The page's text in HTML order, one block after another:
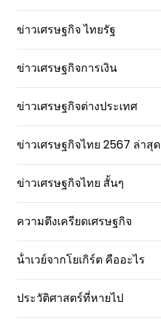
ข่าวเศรษฐกิจ ไทยรัฐ
ข่าวเศรษฐกิจการเงิน
ข่าวเศรษฐกิจต่างประเทศ
ข่าวเศรษฐกิจไทย 2567 ล่าสุด
ข่าวเศรษฐกิจไทย สั้นๆ
ความตึงเครียดเศรษฐกิจ
น้ําเวย์จากโยเกิร์ต คืออะไร
ประวัติศาสตร์ที่หายไป